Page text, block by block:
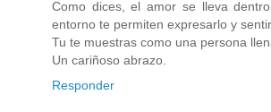
Como dices, el amor se lleva
entorno te permiten expresarlo y
Tu te muestras como una persona
Un cariñoso abrazo.
Responder